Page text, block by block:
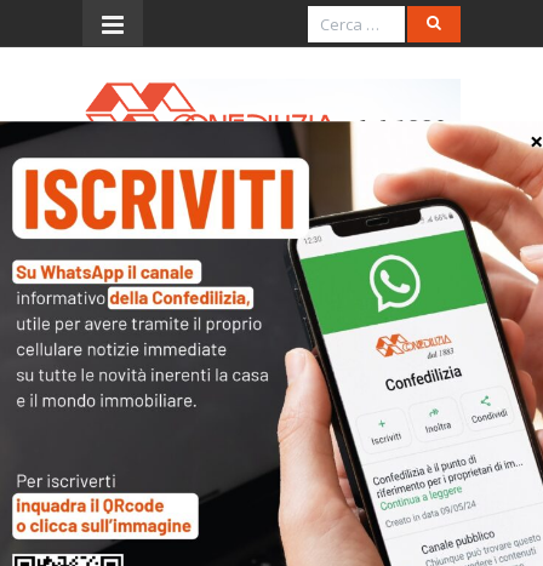
Menu
Tasso di interesse allo 0,8%
dal 2019
È fissata allo 0,8% – a decorrere dall’1 gennaio
2019 – la misura del saggio degli interessi legali,
che si applica, fra l’altro, per la corresponsione
degli interessi sui depositi cauzionali nei
contratti di locazione. È quanto prevede un
decreto del Ministero dell’economia e delle
finanze pubblicato in
Gazzetta Ufficiale.
Come noto, infatti, il codice civile prevede che il
saggio possa essere modificato annualmente